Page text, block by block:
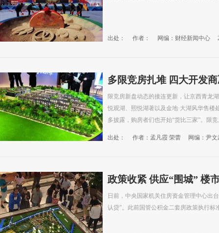
出处： 作者： 网编：财经新闻中心
多限竞房扎堆 四大开发
限竞房新盘动态的接连更新，让京西青龙
悦观湖、熙悦湖著以及金地·大湖风华售楼
多披露，购房者们也开始“货比三家”。限
出处： 作者：孟凡霞 荣蕾 网编：尹文
政策收紧 供应“围城” 楼
日前，中央国家机关住房资金管理中心出
认贷”。此前国管公积金二套房政策执行标